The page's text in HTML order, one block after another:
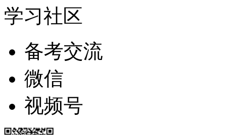
学习社区
备考交流
微信
视频号